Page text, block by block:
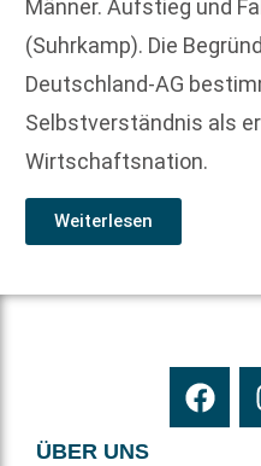
Männer. Aufstieg und
(Suhrkamp). Die
Deutschland-AG
Selbstverständnis als
Wirtschaftsnation.
Weiterlesen
ÜBER UNS